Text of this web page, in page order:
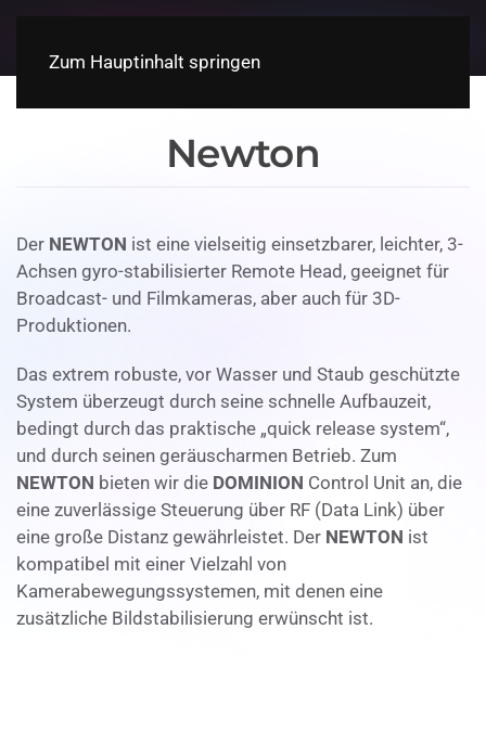
Zum Hauptinhalt springen
Newton
Der NEWTON ist eine vielseitig einsetzbarer, leichter, 3-
Achsen gyro-stabilisierter Remote Head, geeignet für
Broadcast- und Filmkameras, aber auch für 3D-
Produktionen.
Das extrem robuste, vor Wasser und Staub geschützte
System überzeugt durch seine schnelle Aufbauzeit,
bedingt durch das praktische „quick release system“,
und durch seinen geräuscharmen Betrieb. Zum
NEWTON bieten wir die DOMINION Control Unit an, die
eine zuverlässige Steuerung über RF (Data Link) über
eine große Distanz gewährleistet. Der NEWTON ist
kompatibel mit einer Vielzahl von
Kamerabewegungssystemen, mit denen eine
zusätzliche Bildstabilisierung erwünscht ist.